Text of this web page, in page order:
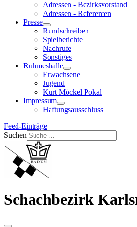
Adressen - Bezirksvorstand
Adressen - Referenten
Presse
Rundschreiben
Spielberichte
Nachrufe
Sonstiges
Ruhmeshalle
Erwachsene
Jugend
Kurt Möckel Pokal
Impressum
Haftungsausschluss
Feed-Einträge
Suchen
Schachbezirk